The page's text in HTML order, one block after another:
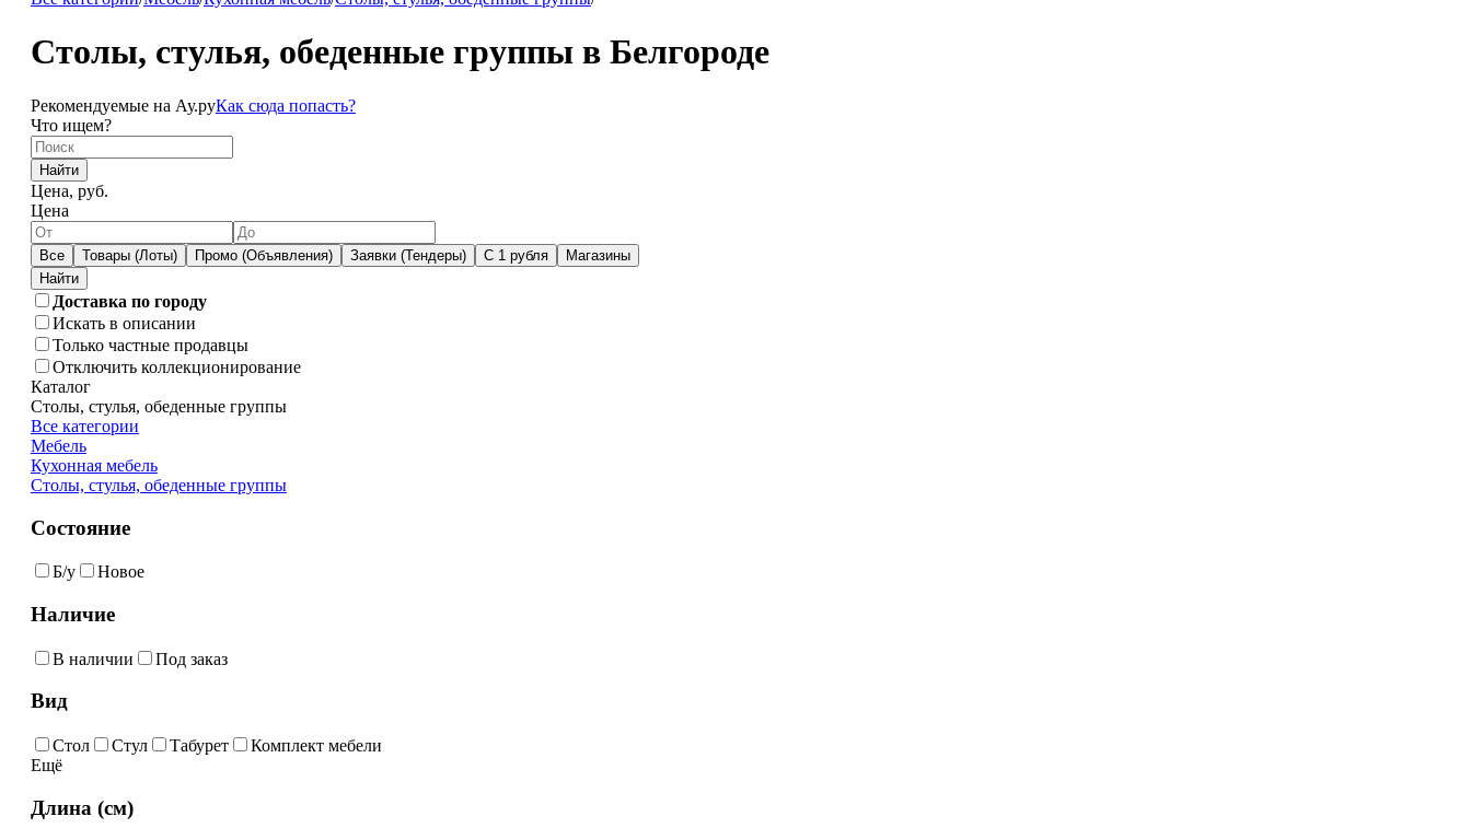
Столы, стулья, обеденные группы в Белгороде
Рекомендуемые на Ау.руКак сюда попасть?
Что ищем?
Найти
Цена, руб.
Цена
Все Товары (Лоты) Промо (Объявления) Заявки (Тендеры) С 1 рубля Магазины
Доставка по городу
Искать в описании
Только частные продавцы
Отключить коллекционирование
Каталог
Столы, стулья, обеденные группы
Все категории
Мебель
Кухонная мебель
Столы, стулья, обеденные группы
Состояние
Б/у Новое
Наличие
В наличии Под заказ
Вид
Стол Стул Табурет
Комплект мебели
Ещё
Длина (см)